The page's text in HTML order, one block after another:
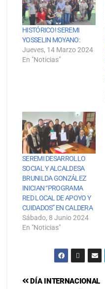
HISTÓRICO! SEREMI
YOSSELIN MOYANO:
Jueves, 14 Marzo 2024
En "Noticias"
SEREMI DESARROLLO
SOCIAL Y ALCALDESA
BRUNILDA GONZÁLEZ
INICIAN “PROGRAMA
RED LOCAL DE APOYO Y
CUIDADOS” EN CALDERA
Sábado, 8 Junio 2024
En "Noticias"
DÍA INTERNACIONAL